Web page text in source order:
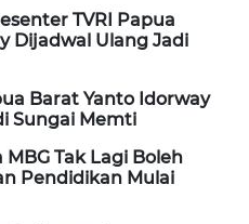
TVRI Papua
Dijadwal Ulang Jadi
Barat Yanto Idorway
Sungai Memti
Tak Lagi Boleh
Pendidikan Mulai